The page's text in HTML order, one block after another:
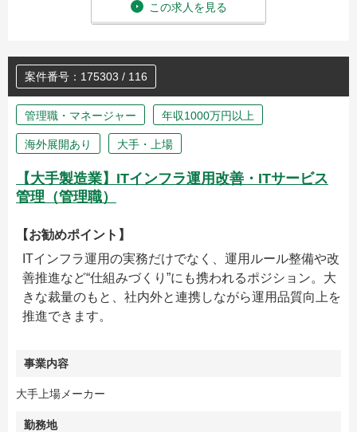
この求人を見る
案件番号：175303 / 116
管理職・マネージャー 年収1000万円以上
海外展開あり 大手・上場
【大手製造業】ITインフラ運用改善・ITサービス
管理（管理職）
【お勧めポイント】
ITインフラ運用の実務だけでなく、運用ルール整備や改
善推進など“仕組みづくり”にも携われるポジション。大
きな裁量のもと、社内外と連携しながら運用品質向上を
推進できます。
事業内容
大手上場メーカー
勤務地